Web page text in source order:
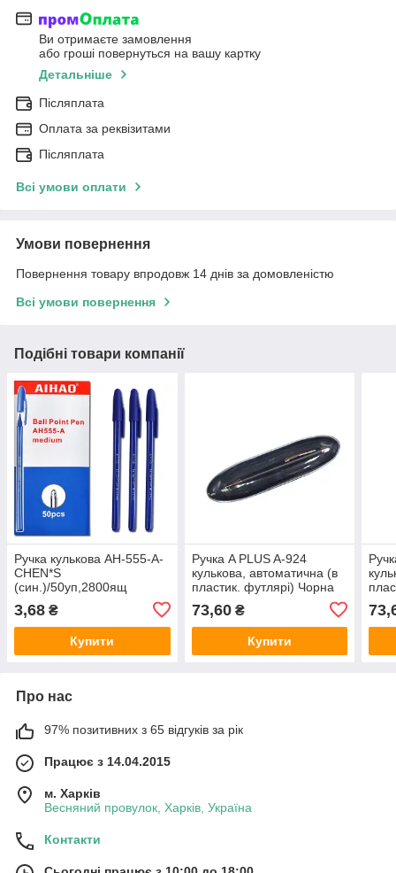
Ви отримаєте замовлення
або гроші повернуться на вашу картку
Детальніше
Післяплата
Оплата за реквізитами
Післяплата
Всі умови оплати
Умови повернення
Повернення товару впродовж 14 днів за домовленістю
Всі умови повернення
Подібні товари компанії
Ручка кулькова АН-555-A-
CHEN*S
(син.)/50уп,2800ящ
3,68 ₴
Купити
Ручка A PLUS A-924
кулькова, автоматична (в
пластик. футлярі) Чорна
73,60₴
Купити
Про нас
97% позитивних з 65 відгуків за рік
Працює з 14.04.2015
м. Харків
Весняний провулок, Харків, Україна
Контакти